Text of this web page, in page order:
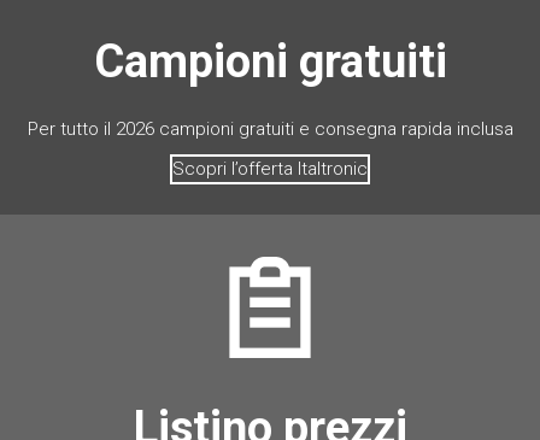
Campioni gratuiti
Per tutto il 2026 campioni gratuiti e consegna rapida inclusa
Scopri l’offerta Italtronic
Listino prezzi